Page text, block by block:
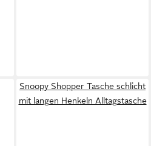
Snoopy Shopper Tasche schlicht
mit langen Henkeln Alltagstasche